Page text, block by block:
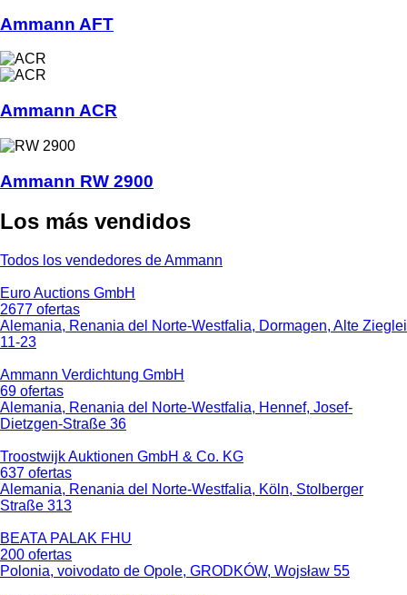
Ammann AFT
Ammann ACR
Ammann RW 2900
Los más vendidos
Todos los vendedores de Ammann
Euro Auctions GmbH
2677 ofertas
Alemania, Renania del Norte-Westfalia, Dormagen, Alte Zieglei
11-23
Ammann Verdichtung GmbH
69 ofertas
Alemania, Renania del Norte-Westfalia, Hennef, Josef-
Dietzgen-Straße 36
Troostwijk Auktionen GmbH & Co. KG
637 ofertas
Alemania, Renania del Norte-Westfalia, Köln, Stolberger
Straße 313
BEATA PALAK FHU
200 ofertas
Polonia, voivodato de Opole, GRODKÓW, Wojsław 55